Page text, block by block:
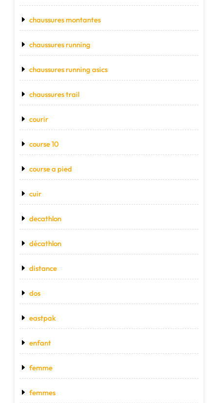
chaussures montantes
chaussures running
chaussures running asics
chaussures trail
courir
course 10
course a pied
cuir
decathlon
décathlon
distance
dos
eastpak
enfant
femme
femmes